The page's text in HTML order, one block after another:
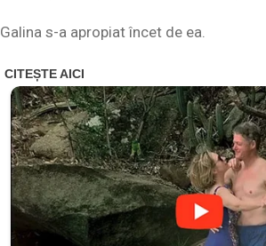
Galina s-a apropiat încet de ea.